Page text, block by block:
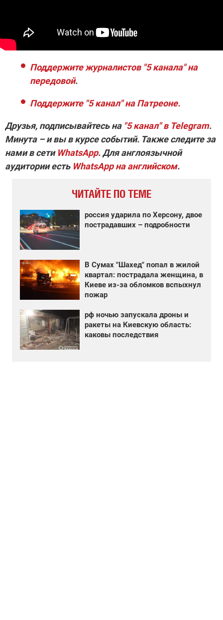
Поддержите журналистов "5 канала" на
передовой.
Поддержите "5 канал" на Патреоне.
Друзья, подписывайтесь на "5 канал" в Telegram.
Минута – и вы в курсе событий. Также следите за
нами в сети WhatsApp. Для англоязычной
аудитории есть WhatsApp на английском.
ЧИТАЙТЕ ПО ТЕМЕ
россия ударила по Херсону, двое
пострадавших – подробности
В Сумах "Шахед" попал в жилой
квартал: пострадала женщина, в
Киеве из-за обломков вспыхнул
пожар
рф ночью запускала дроны и
ракеты на Киевскую область:
каковы последствия